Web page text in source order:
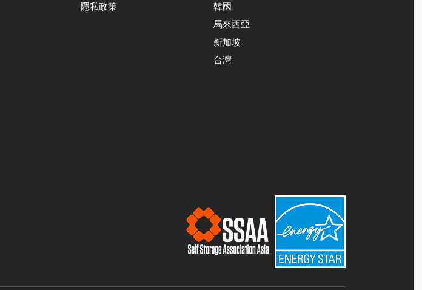
隱私政策
韓國
馬來西亞
新加坡
台灣